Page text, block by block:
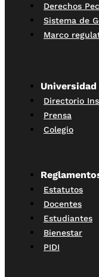
Derechos
Sistema de
Marco
Directorio
Prensa
Colegio
Estatutos
Docentes
Estudiantes
Bienestar
PIDI